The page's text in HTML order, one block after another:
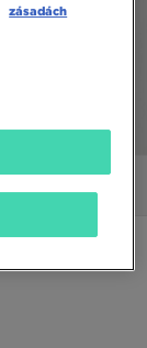
zásadách